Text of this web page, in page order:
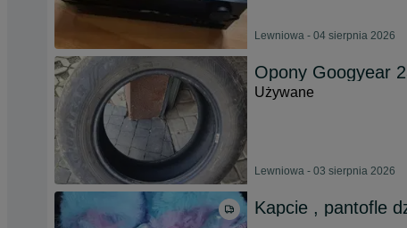
Lewniowa - 04 sierpnia 2026
Opony Googyear
Używane
Lewniowa - 03 sierpnia 2026
Kapcie , pantofle